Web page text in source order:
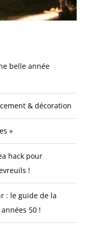
belle année
& décoration
»
hack pour
!
: le guide de la
50 !